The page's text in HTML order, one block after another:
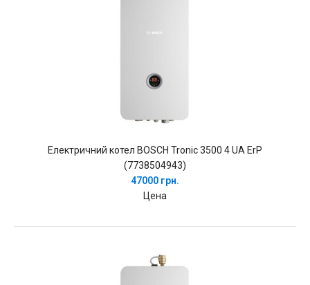
Електричний котел BOSCH Tronic 3500 4 UA ErP
(7738504943)
47000 грн.
Цена